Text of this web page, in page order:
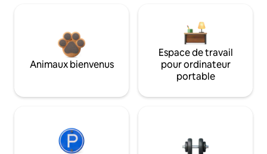
Animaux bienvenus
Espace de travail
pour ordinateur
portable